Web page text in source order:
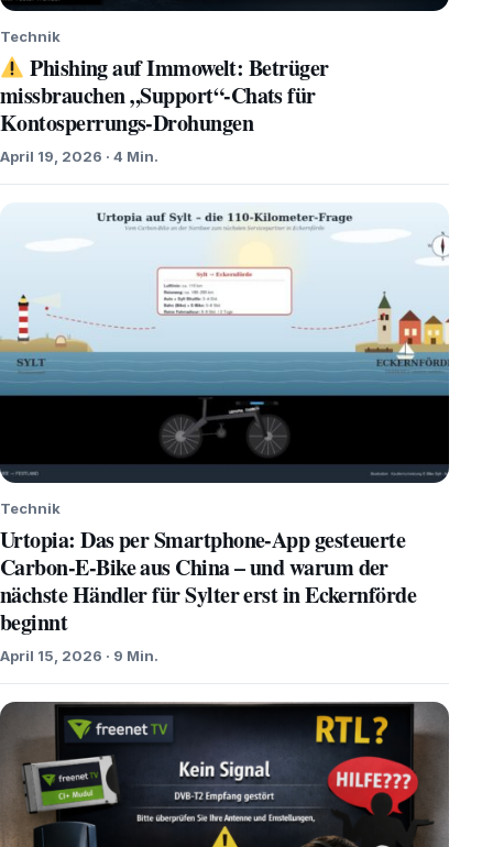
Technik
Phishing auf Immowelt: Betrüger
missbrauchen „Support“-Chats für
Kontosperrungs-Drohungen
April 19, 2026 · 4 Min.
Technik
Urtopia: Das per Smartphone-App gesteuerte
Carbon-E-Bike aus China – und warum der
nächste Händler für Sylter erst in Eckernförde
beginnt
April 15, 2026 · 9 Min.